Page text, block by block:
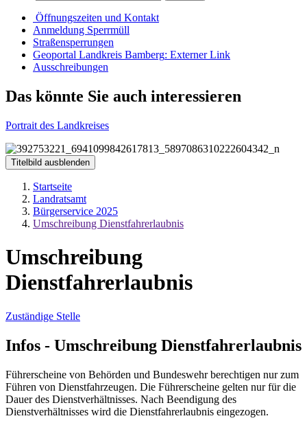
Öffnungszeiten und Kontakt
Anmeldung Sperrmüll
Straßensperrungen
Geoportal Landkreis Bamberg: Externer Link
Ausschreibungen
Das könnte Sie auch interessieren
Portrait des Landkreises
Titelbild ausblenden
Startseite
Landratsamt
Bürgerservice 2025
Umschreibung Dienstfahrerlaubnis
Umschreibung
Dienstfahrerlaubnis
Zuständige Stelle
Infos - Umschreibung Dienstfahrerlaubnis
Führerscheine von Behörden und Bundeswehr berechtigen nur zum
Führen von Dienstfahrzeugen. Die Führerscheine gelten nur für die
Dauer des Dienstverhältnisses. Nach Beendigung des
Dienstverhältnisses wird die Dienstfahrerlaubnis eingezogen.